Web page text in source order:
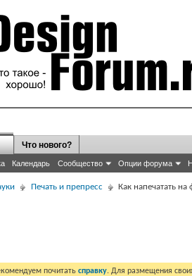
Календарь Сообщество Опции форума
Что нового?
Печать и препресс Как напечатать на
почитать справку. Для размещения